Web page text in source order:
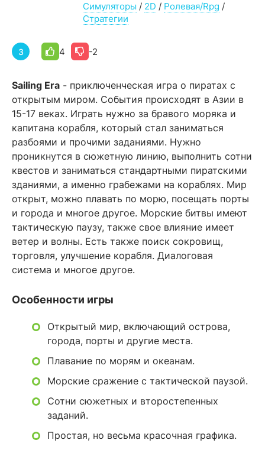
Симуляторы / 2D / Ролевая/Rpg /
Стратегии
3 4 -2
Sailing Era - приключенческая игра о пиратах с
открытым миром. События происходят в Азии в
15-17 веках. Играть нужно за бравого моряка и
капитана корабля, который стал заниматься
разбоями и прочими заданиями. Нужно
проникнутся в сюжетную линию, выполнить сотни
квестов и заниматься стандартными пиратскими
зданиями, а именно грабежами на кораблях. Мир
открыт, можно плавать по морю, посещать порты
и города и многое другое. Морские битвы имеют
тактическую паузу, также свое влияние имеет
ветер и волны. Есть также поиск сокровищ,
торговля, улучшение корабля. Диалоговая
система и многое другое.
Особенности игры
Открытый мир, включающий острова,
города, порты и другие места.
Плавание по морям и океанам.
Морские сражение с тактической паузой.
Сотни сюжетных и второстепенных
заданий.
Простая, но весьма красочная графика.